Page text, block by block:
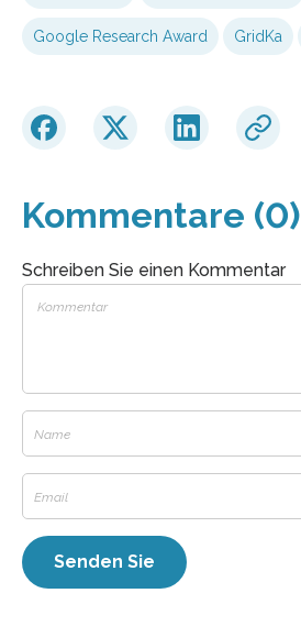
Google Research Award GridKa
Kommentare (0)
Schreiben Sie einen Kommentar